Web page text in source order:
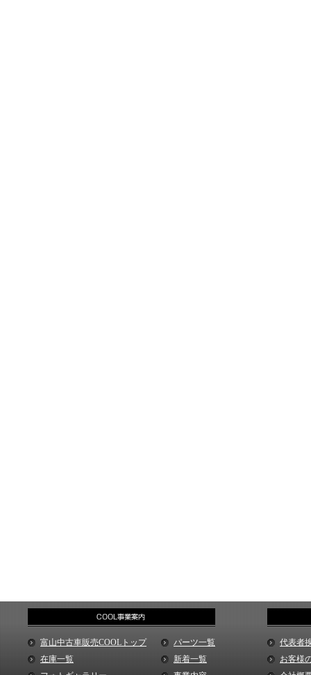
富山中古車販売COOLトップ
パーツ一覧
在庫一覧
新着一覧
代表者
お客様